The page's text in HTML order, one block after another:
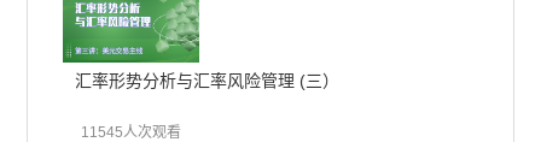
汇率形势分析与汇率风险管理 (三）
11545人次观看